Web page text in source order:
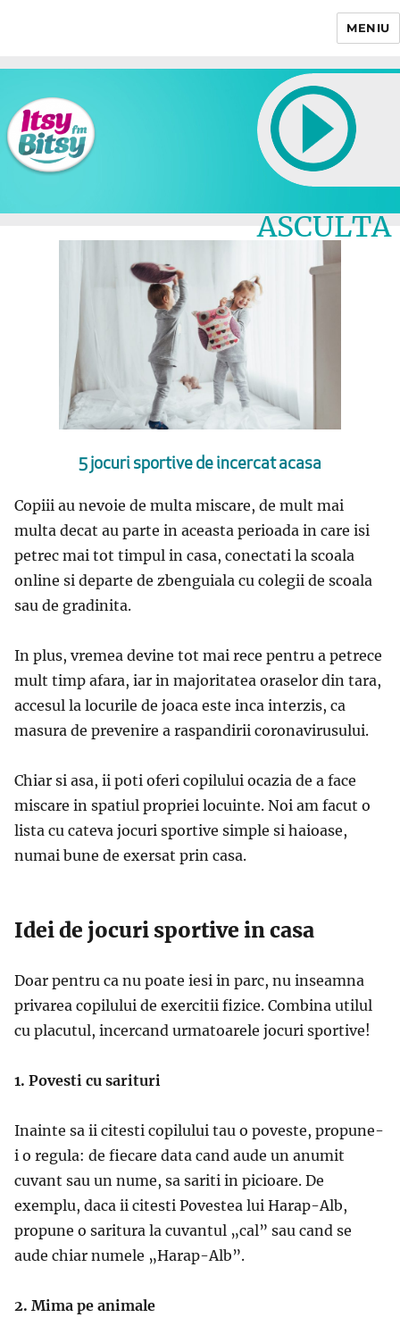
MENIU
ASCULTA
LIVE
5 jocuri sportive de incercat acasa
Copiii au nevoie de multa miscare, de mult mai
multa decat au parte in aceasta perioada in care isi
petrec mai tot timpul in casa, conectati la scoala
online si departe de zbenguiala cu colegii de scoala
sau de gradinita.
In plus, vremea devine tot mai rece pentru a petrece
mult timp afara, iar in majoritatea oraselor din tara,
accesul la locurile de joaca este inca interzis, ca
masura de prevenire a raspandirii coronavirusului.
Chiar si asa, ii poti oferi copilului ocazia de a face
miscare in spatiul propriei locuinte. Noi am facut o
lista cu cateva jocuri sportive simple si haioase,
numai bune de exersat prin casa.
Idei de jocuri sportive in casa
Doar pentru ca nu poate iesi in parc, nu inseamna
privarea copilului de exercitii fizice. Combina utilul
cu placutul, incercand urmatoarele jocuri sportive!
1. Povesti cu sarituri
Inainte sa ii citesti copilului tau o poveste, propune-
i o regula: de fiecare data cand aude un anumit
cuvant sau un nume, sa sariti in picioare. De
exemplu, daca ii citesti Povestea lui Harap-Alb,
propune o saritura la cuvantul „cal” sau cand se
aude chiar numele „Harap-Alb”.
2. Mima pe animale